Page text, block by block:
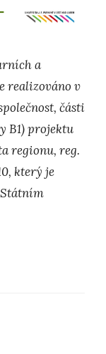
a
realizováno v
části
B1) projektu
regionu, reg.
který je